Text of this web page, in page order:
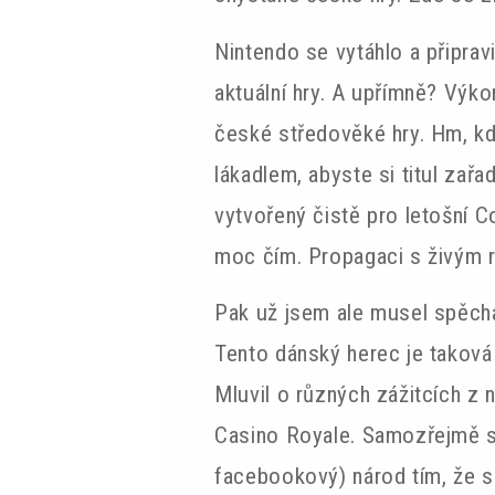
Nintendo se vytáhlo a
aktuální hry. A upřímně?
české středověké hry. Hm,
lákadlem, abyste si titul
vytvořený čistě pro letošní
moc čím. Propagaci s živým
Pak už jsem ale musel
Tento dánský herec je
Mluvil o různých zážitcích z
Casino Royale.
facebookový) národ tím, že